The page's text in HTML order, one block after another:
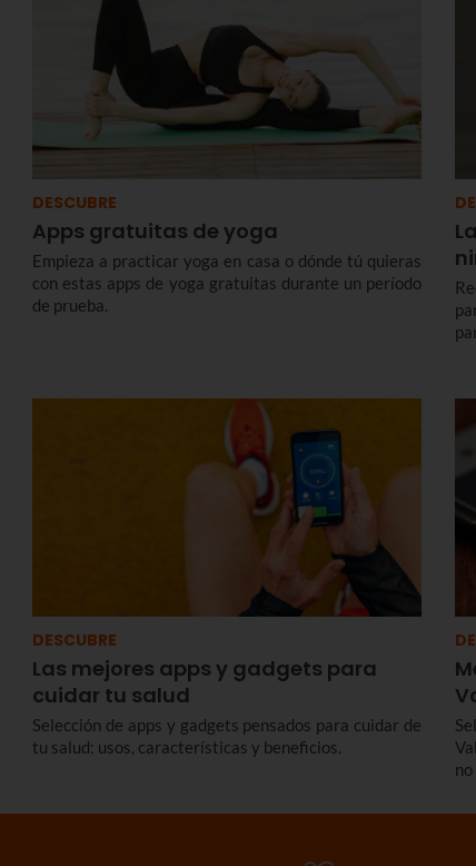
DESCUBRE
Apps gratuitas de yoga
Empieza a practicar yoga en casa o dónde tú quieras
con estas apps de yoga gratuitas durante un período
de prueba.
DESCUBRE
Las mejores apps y gadgets para
cuidar tu salud
Selección de apps y gadgets pensados para cuidar de
tu salud: usos, características y beneficios.